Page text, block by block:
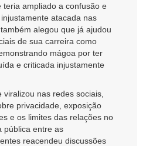
teria ampliado a confusão e
atacada nas
alegou que já ajudou
de sua carreira como
mágoa por ter
e criticada injustamente
nas redes sociais,
privacidade, exposição
e os limites das relações no
pública entre as
reacendeu discussões